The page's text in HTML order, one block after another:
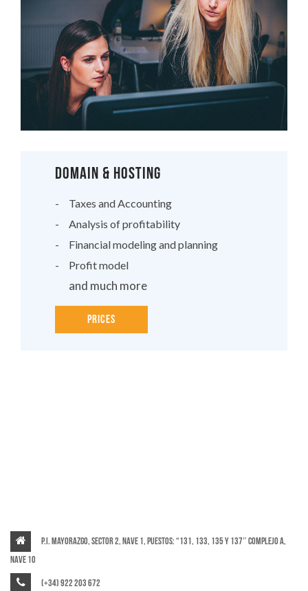
DOMAIN & HOSTING
Taxes and Accounting
Analysis of profitability
Financial modeling and planning
Profit model
and much more
Prices
P.I. Mayorazgo, Sector 2, Nave 1, puestos: “131, 133, 135 y 137″ Complejo A,
Nave 10
(+34) 922 203 672